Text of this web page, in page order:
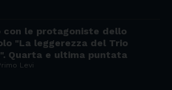
con le protagoniste dello
"La leggerezza del Trio
Quarta e ultima puntata
Levi